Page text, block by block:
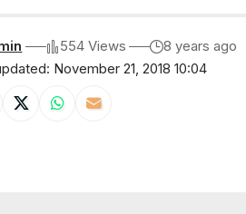
November 21, 2018 10:04
554 Views 8 years ago